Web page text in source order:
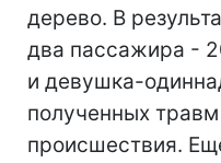
дерево. В
два пассажира -
и девушка-
полученных
происшествия.